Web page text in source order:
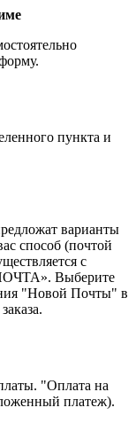
пункта и
варианты
способ (почтой
с
Выберите
"Новой Почты" в
"Оплата на
платеж).